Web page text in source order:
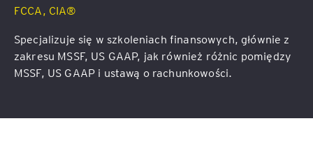
FCCA, CIA®
Specjalizuje się w szkoleniach finansowych, głównie z
zakresu MSSF, US GAAP, jak również różnic pomiędzy
MSSF, US GAAP i ustawą o rachunkowości.